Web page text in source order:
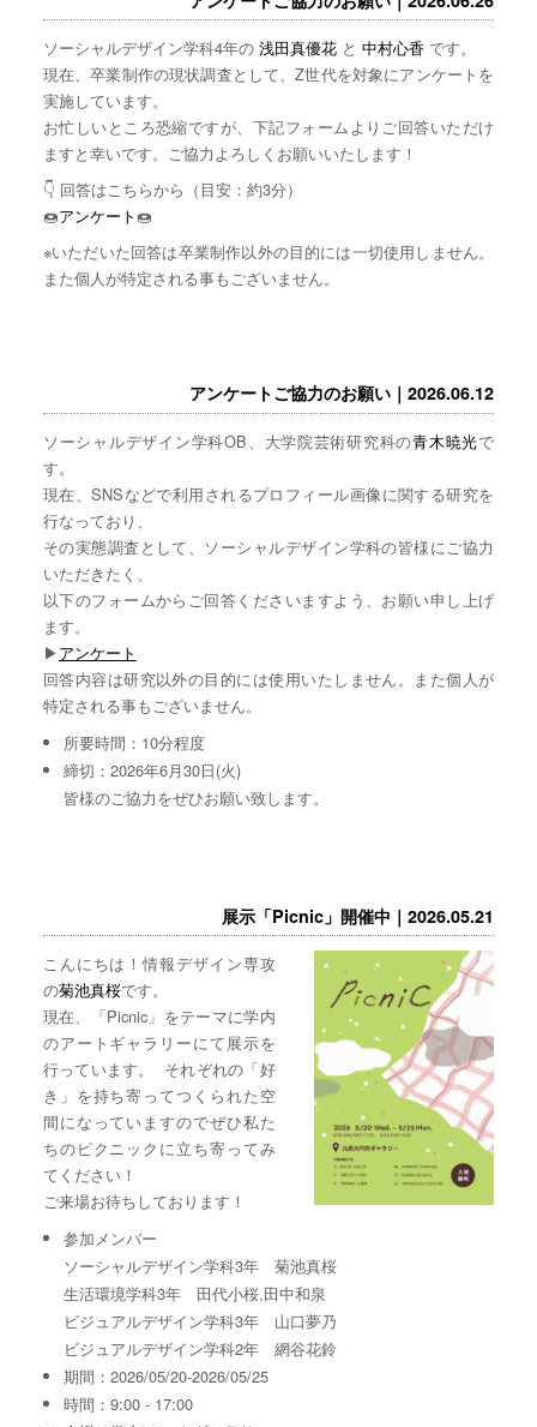
ソーシャルデザイン学科4年の 浅田真優花と 中村心香 です。
現在、卒業制作の現状調査として、Z世代を対象にアンケートを
実施しています。
お忙しいところ恐縮ですが、下記フォームよりご回答いただけ
ますと幸いです。ご協力よろしくお願いいたします！
👇 回答はこちらから（目安：約3分）
🍩アンケート🍩
※いただいた回答は卒業制作以外の目的には一切使用しません。
また個人が特定される事もございません。
アンケートご協力のお願い｜2026.06.12
ソーシャルデザイン学科OB、大学院芸術研究科の青木暁光で
す。
現在、SNSなどで利用されるプロフィール画像に関する研究を
行なっており、
その実態調査として、ソーシャルデザイン学科の皆様にご協力
いただきたく、
以下のフォームからご回答くださいますよう、お願い申し上げ
ます。
▶︎アンケート
回答内容は研究以外の目的には使用いたしません。また個人が
特定される事もございません。
所要時間：10分程度
締切：2026年6月30日(火)
皆様のご協力をぜひお願い致します。
展示「Picnic」開催中｜2026.05.21
こんにちは！情報デザイン専攻
の菊池真桜です。
現在、「Picnic」をテーマに学内
のアートギャラリーにて展示を
行っています。 それぞれの「好
き」を持ち寄ってつくられた空
間になっていますのでぜひ私た
ちのピクニックに立ち寄ってみ
てください！
ご来場お待ちしております！
参加メンバー
ソーシャルデザイン学科3年 菊池真桜
生活環境学科3年 田代小桜,田中和泉
ビジュアルデザイン学科3年 山口夢乃
ビジュアルデザイン学科2年 網谷花鈴
期間：2026/05/20-2026/05/25
時間：9:00 - 17:00